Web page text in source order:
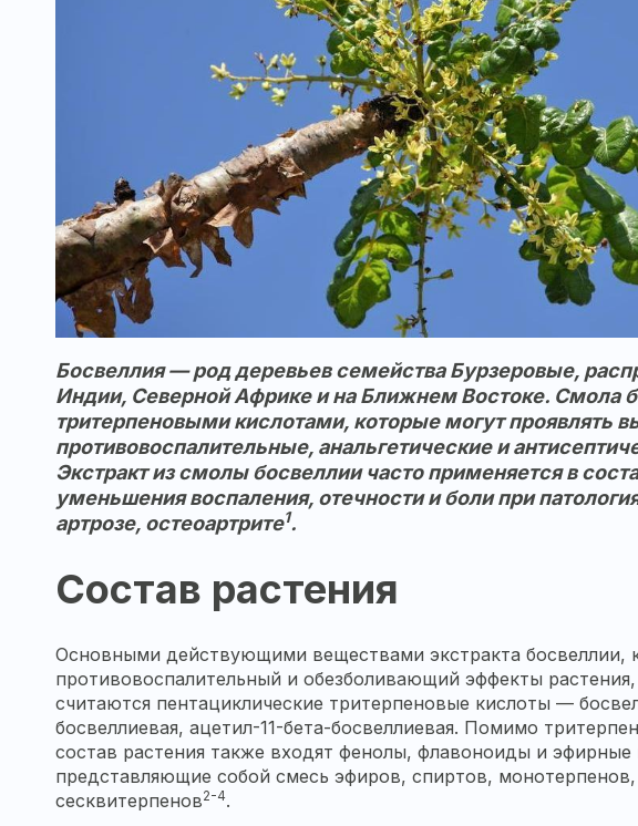
Босвеллия — род деревьев семейства Бурзеровые,
Индии, Северной Африке и на Ближнем Востоке. Смола
тритерпеновыми кислотами, которые могут проявлять
противовоспалительные, анальгетические и
Экстракт из смолы босвеллии часто применяется в
уменьшения воспаления, отечности и боли при
артрозе, остеоартрите1.
Состав растения
Основными действующими веществами экстракта босвеллии,
противовоспалительный и обезболивающий эффекты
считаются пентациклические тритерпеновые кислоты —
босвеллиевая, ацетил-11-бета-босвеллиевая. Помимо
состав растения также входят фенолы, флавоноиды и эфирные
представляющие собой смесь эфиров, спиртов,
сесквитерпенов2-4.